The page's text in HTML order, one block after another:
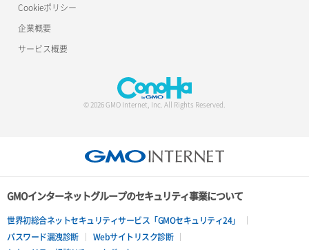
Cookieポリシー
企業概要
サービス概要
© 2026 GMO Internet, Inc. All Rights Reserved.
GMOインターネットグループのセキュリティ事業について
世界初総合ネットセキュリティサービス「GMOセキュリティ24」
パスワード漏洩診断
Webサイトリスク診断